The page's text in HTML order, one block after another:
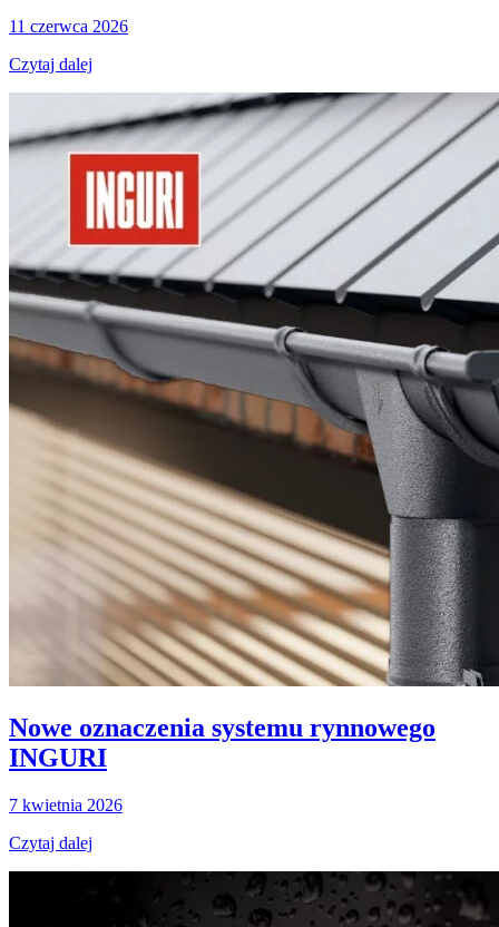
11 czerwca 2026
Czytaj dalej
Nowe oznaczenia systemu rynnowego
INGURI
7 kwietnia 2026
Czytaj dalej